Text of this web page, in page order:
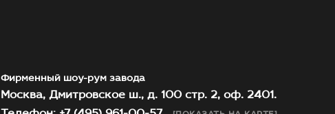
Фирменный шоу-рум завода
Москва, Дмитровское ш., д. 100 стр. 2, оф. 2401.